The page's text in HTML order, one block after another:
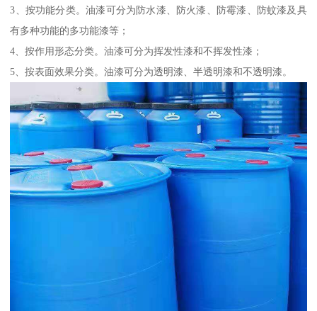
3、按功能分类。油漆可分为防水漆、防火漆、防霉漆、防蚊漆及具
有多种功能的多功能漆等；
4、按作用形态分类。油漆可分为挥发性漆和不挥发性漆；
5、按表面效果分类。油漆可分为透明漆、半透明漆和不透明漆。